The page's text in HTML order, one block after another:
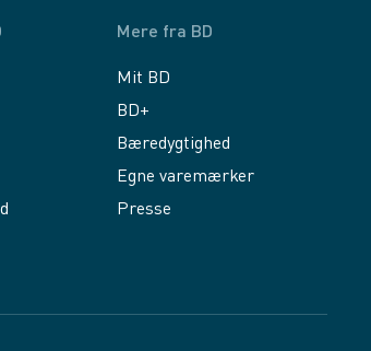
Mere fra BD
Mit BD
BD+
Bæredygtighed
Egne varemærker
Presse